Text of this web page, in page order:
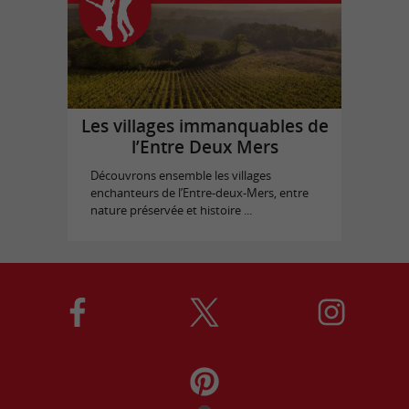
Les villages immanquables de
l’Entre Deux Mers
Découvrons ensemble les villages
enchanteurs de l’Entre-deux-Mers, entre
nature préservée et histoire ...